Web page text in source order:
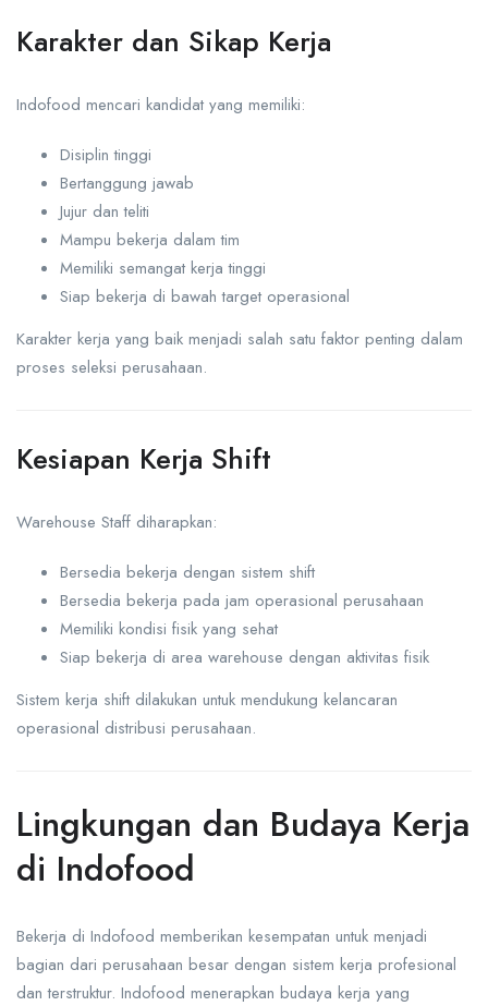
Karakter dan Sikap Kerja
Indofood mencari kandidat yang memiliki:
Disiplin tinggi
Bertanggung jawab
Jujur dan teliti
Mampu bekerja dalam tim
Memiliki semangat kerja tinggi
Siap bekerja di bawah target operasional
Karakter kerja yang baik menjadi salah satu faktor penting dalam
proses seleksi perusahaan.
Kesiapan Kerja Shift
Warehouse Staff diharapkan:
Bersedia bekerja dengan sistem shift
Bersedia bekerja pada jam operasional perusahaan
Memiliki kondisi fisik yang sehat
Siap bekerja di area warehouse dengan aktivitas fisik
Sistem kerja shift dilakukan untuk mendukung kelancaran
operasional distribusi perusahaan.
Lingkungan dan Budaya Kerja
di Indofood
Bekerja di Indofood memberikan kesempatan untuk menjadi
bagian dari perusahaan besar dengan sistem kerja profesional
dan terstruktur. Indofood menerapkan budaya kerja yang